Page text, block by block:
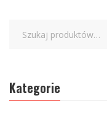
Kategorie